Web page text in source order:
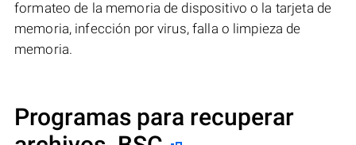
formateo de la memoria de dispositivo o la tarjeta de
memoria, infección por virus, falla o limpieza de
memoria.
Programas para recuperar